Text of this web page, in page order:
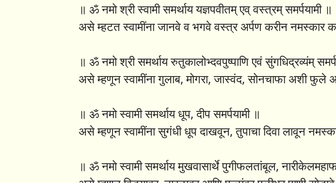
॥ ॐ नमो श्री स्वामी समर्थाय यज्ञपवीतम् एव् वस्त्रम् समर्पयामी ॥
असे म्हटत स्वामींना जानवे व भगवे वस्त्र अर्पण करीन नमस्कार
॥ ॐ नमो श्री समर्थाय रुतुकालोभ्दवपुष्पाणि एवं सुंगधिद्रव्यंम्
असे म्हणून स्वामींना गुलाब, मोगरा, जास्वंद, सोनचाफा अशी फुले
॥ ॐ नमो स्वामी समर्थाय धूप, दीप समर्पयामी ॥
असे म्हणून स्वामींना सुगंधी धूप दाखवून, तुपाचा दिवा लावून
॥ ॐ नमो स्वामी समर्थाय मुखवासार्थे पुगीफलतांबूल,